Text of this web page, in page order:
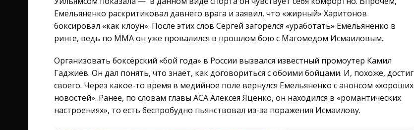
Емельяненко раскритиковал давнего врага и заявил, что «жирный» Харитонов
боксировал «как клоун». После этих слов Сергей загорелся «уработать» Емельяненко в
ринге, ведь по ММА он уже провалился в прошлом бою с Магомедом Исмаиловым.
Организовать боксёрский «бой года» в России вызвался известный промоутер Камил
Гаджиев. Он дал понять, что знает, как договориться с обоими бойцами. И, похоже, достиг
своего. Через какое-то время в медийное поле вернулся Емельяненко с анонсом «хороших
новостей». Ранее, по словам главы ACA Алексея Яценко, он находился в «романтических
настроениях», то есть беспробудно пьянствовал из-за поражения Исмаилову.